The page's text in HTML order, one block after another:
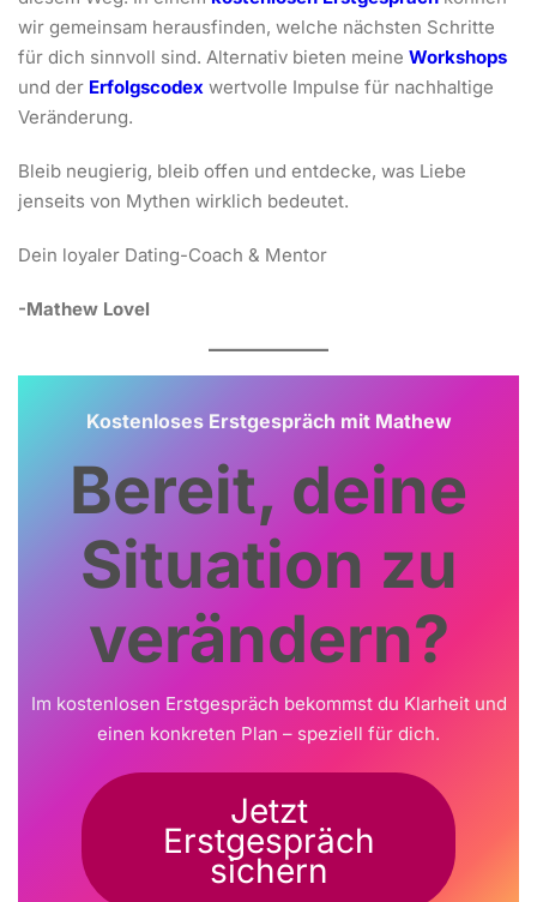
wir gemeinsam herausfinden, welche nächsten Schritte
für dich sinnvoll sind. Alternativ bieten meine Workshops
und der Erfolgscodex wertvolle Impulse für nachhaltige
Veränderung.
Bleib neugierig, bleib offen und entdecke, was Liebe
jenseits von Mythen wirklich bedeutet.
Dein loyaler Dating-Coach & Mentor
-Mathew Lovel
Kostenloses Erstgespräch mit Mathew
Bereit, deine
Situation zu
verändern?
Im kostenlosen Erstgespräch bekommst du Klarheit und
einen konkreten Plan – speziell für dich.
Jetzt
Erstgespräch
sichern